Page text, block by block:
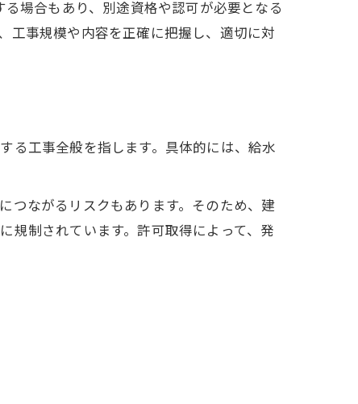
場合もあり、別途資格や認可が必要となる
工事規模や内容を正確に把握し、適切に対
る工事全般を指します。具体的には、給水
つながるリスクもあります。そのため、建
規制されています。許可取得によって、発